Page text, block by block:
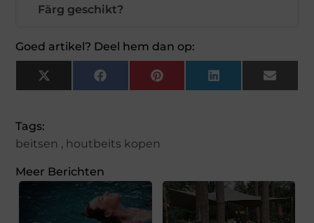
Färg geschikt?
Goed artikel? Deel hem dan op:
X
(Twitter)
FacebookPinterestLinkedIn Email
Tags:
beitsen , houtbeits kopen
Meer Berichten